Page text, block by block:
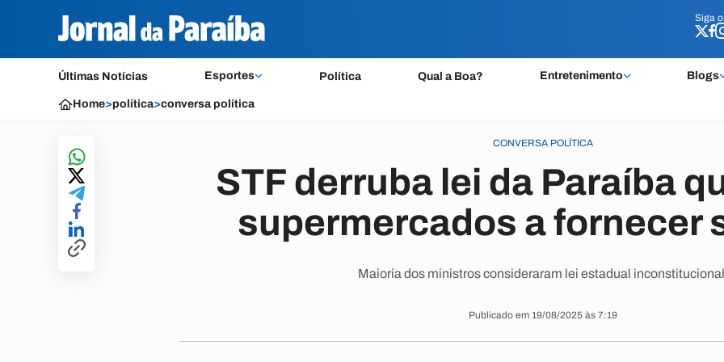
Siga o
Últimas Notícias Esportes Política Qual a Boa? Entretenimento Blogs
Siga o
Home>política>conversa política
CONVERSA POLÍTICA
STF derruba lei da Paraíba
supermercados a fornecer
Maioria dos ministros consideraram lei estadual
Publicado em 19/08/2025 às 7:19